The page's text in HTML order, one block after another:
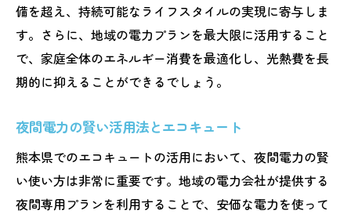
備を超え、持続可能なライフスタイルの実現に寄与しま
す。さらに、地域の電力プランを最大限に活用すること
で、家庭全体のエネルギー消費を最適化し、光熱費を長
期的に抑えることができるでしょう。
夜間電力の賢い活用法とエコキュート
熊本県でのエコキュートの活用において、夜間電力の賢
い使い方は非常に重要です。地域の電力会社が提供する
夜間専用プランを利用することで、安価な電力を使って